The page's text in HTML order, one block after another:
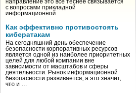
направление это все теснее связывается
с вопросами прикладной
информационной …
Как эффективно противостоять
кибератакам
На сегодняшний день обеспечение
безопасности корпоративных ресурсов
является одной из наиболее приоритетных
целей для любой компании вне
зависимости от масштабов и сферы
деятельности. Рынок информационной
безопасности развивается, а это значит,
что и …